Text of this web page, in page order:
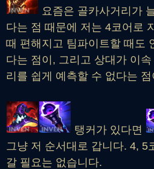
요즘은 골카사거리가
다는 점 때문에 저는 4코어로
때 편해지고 팀파이트할 때도
다는 점이, 그리고 상대가 이
리를 쉽게 예측할 수 없다는
탱커가 있다면
그냥 저 순서대로 갑니다. 4, 5
갈 필요는 없습니다.